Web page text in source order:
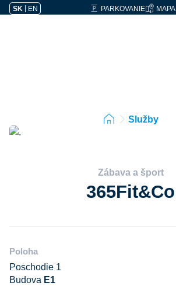
SK EN PARKOVANIE MAPA
Služby
Zábava a šport
365Fit&Co
Poloha
Poschodie 1
Budova E1